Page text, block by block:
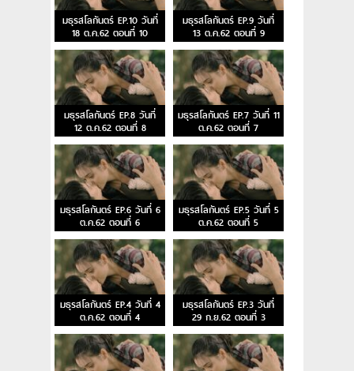
มธุรสโลกันตร์ EP.10 วันที่
18 ต.ค.62 ตอนที่ 10
มธุรสโลกันตร์ EP.9 วันที่
13 ต.ค.62 ตอนที่ 9
มธุรสโลกันตร์ EP.8 วันที่
12 ต.ค.62 ตอนที่ 8
มธุรสโลกันตร์ EP.7 วันที่ 11
ต.ค.62 ตอนที่ 7
มธุรสโลกันตร์ EP.6 วันที่ 6
ต.ค.62 ตอนที่ 6
มธุรสโลกันตร์ EP.5 วันที่ 5
ต.ค.62 ตอนที่ 5
มธุรสโลกันตร์ EP.4 วันที่ 4
ต.ค.62 ตอนที่ 4
มธุรสโลกันตร์ EP.3 วันที่
29 ก.ย.62 ตอนที่ 3